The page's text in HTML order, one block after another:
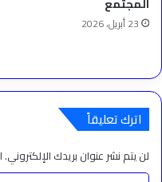
23 أبريل، 2026
اترك تعليقاً
لن يتم نشر عنوان بريدك الإلكتروني.